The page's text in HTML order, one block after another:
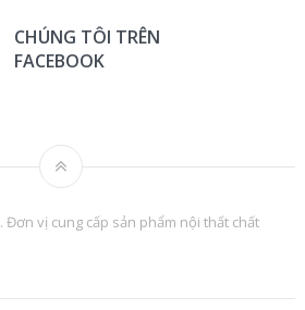
CHÚNG TÔI TRÊN
FACEBOOK
Đơn vị cung cấp sản phẩm nội thất chất